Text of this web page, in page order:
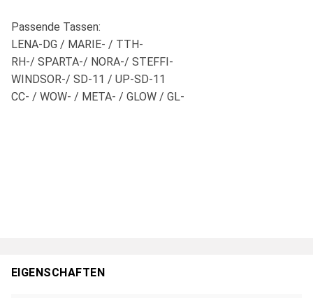
Passende Tassen:
LENA-DG / MARIE- / TTH-
RH-/ SPARTA-/ NORA-/ STEFFI-
WINDSOR-/ SD-11 / UP-SD-11
CC- / WOW- / META- / GLOW / GL-
EIGENSCHAFTEN